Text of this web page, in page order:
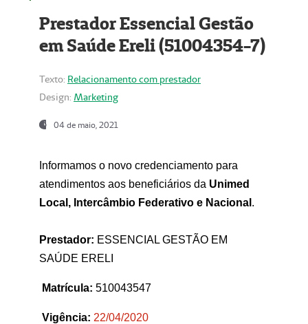
Prestador Essencial Gestão
em Saúde Ereli (51004354-7)
Texto: Relacionamento com prestador
Design: Marketing
04 de maio, 2021
Informamos o novo credenciamento para
atendimentos aos beneficiários da Unimed
Local, Intercâmbio Federativo e Nacional .
Prestador: ESSENCIAL GESTÃO EM
SAÚDE ERELI
Matrícula: 510043547
Vigência: 22/04/2020